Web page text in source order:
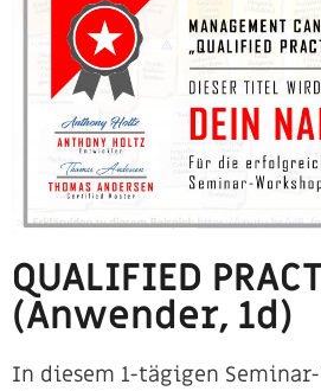
QUALIFIED
(Anwender, 1d)
In diesem 1-tägigen